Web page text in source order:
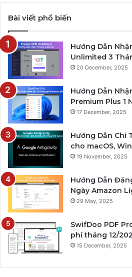
Bài viết phổ biến
Hướng Dẫn
Unlimited 3
20 December, 2025
Hướng Dẫn
Premium Plus 1
17 December, 2025
Hướng Dẫn Chi
cho macOS,
19 November, 2025
Hướng Dẫn
Ngày Amazon
29 May, 2025
SwifDoo PDF
phí tháng 12/
15 December, 2025